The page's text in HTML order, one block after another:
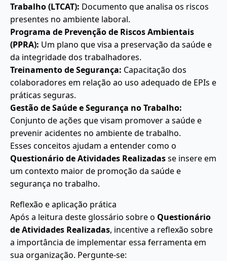
Trabalho (LTCAT): Documento que analisa os riscos
presentes no ambiente laboral.
Programa de Prevenção de Riscos Ambientais
(PPRA): Um plano que visa a preservação da saúde e
da integridade dos trabalhadores.
Treinamento de Segurança: Capacitação dos
colaboradores em relação ao uso adequado de EPIs e
práticas seguras.
Gestão de Saúde e Segurança no Trabalho:
Conjunto de ações que visam promover a saúde e
prevenir acidentes no ambiente de trabalho.
Esses conceitos ajudam a entender como o
Questionário de Atividades Realizadasse insere em
um contexto maior de promoção da saúde e
segurança no trabalho.
Reflexão e aplicação prática
Após a leitura deste glossário sobre o Questionário
de Atividades Realizadas, incentive a reflexão sobre
a importância de implementar essa ferramenta em
sua organização. Pergunte-se: